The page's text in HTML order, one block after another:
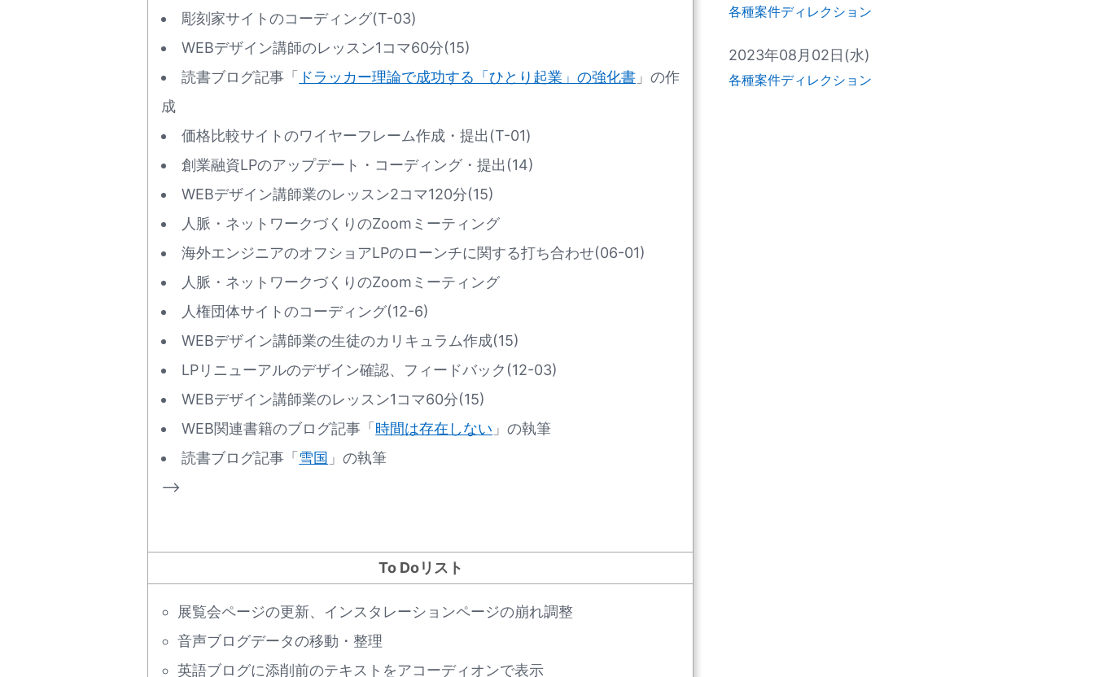
彫刻家サイトのコーディング(T-03)
WEBデザイン講師のレッスン1コマ60分(15)
読書ブログ記事「 ドラッカー理論で成功する「ひとり起業」の強化書 」の作
成
価格比較サイトのワイヤーフレーム作成・提出(T-01)
創業融資LPのアップデート・コーディング・提出(14)
WEBデザイン講師業のレッスン2コマ120分(15)
人脈・ネットワークづくりのZoomミーティング
海外エンジニアのオフショアLPのローンチに関する打ち合わせ(06-01)
人脈・ネットワークづくりのZoomミーティング
人権団体サイトのコーディング(12-6)
WEBデザイン講師業の生徒のカリキュラム作成(15)
LPリニューアルのデザイン確認、フィードバック(12-03)
WEBデザイン講師業のレッスン1コマ60分(15)
WEB関連書籍のブログ記事「 時間は存在しない 」の執筆
読書ブログ記事「 雪国 」の執筆
–>
To Doリスト
展覧会ページの更新、インスタレーションページの崩れ調整
音声ブログデータの移動・整理
英語ブログに添削前のテキストをアコーディオンで表示
各種案件ディレクション
2023年08月02日(水)
各種案件ディレクション